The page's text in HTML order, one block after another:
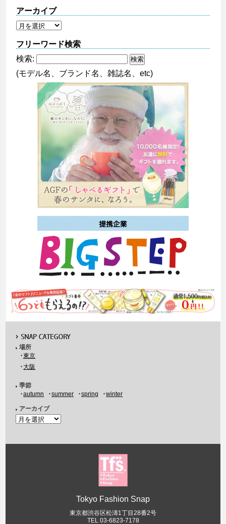
アーカイブ
フリーワード検索
検索:
(モデル名、ブランド名、雑誌名、etc)
場所
東京
大阪
季節
autumn
summer spring winter
アーカイブ
Tokyo Fashion Snap
東京都渋谷区松濤1丁目28番2号
TEL 03-6823-7178